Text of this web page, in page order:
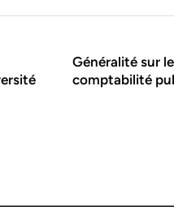
Généralité sur
comptabilité